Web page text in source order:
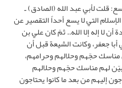
قلت لأبي عبد الله (الصادق) ـ
التي لا يسع أحداً التقصير عن
لا إله إلا الله.. ثمّ كان علي بن
جعفر، وكانت الشيعة قبل أن
حجّهم وحلالهم وحرامهم،
لهم مناسك حجّهم وحلالهم
إليهم من بعد ما كانوا يحتاجون